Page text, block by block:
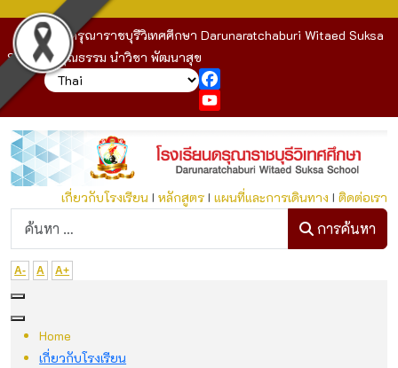
โรงเรียนดรุณาราชบุรีวิเทศศึกษา Darunaratchaburi Witaed Suksa
School : คุณธรรม นำวิชา พัฒนาสุข
YouTube
เกี่ยวกับโรงเรียนI หลักสูตรI แผนที่และการเดินทาง I ติดต่อเรา
ก
การค้นหา
A- A A+
Home
เกี่ยวกับโรงเรียน